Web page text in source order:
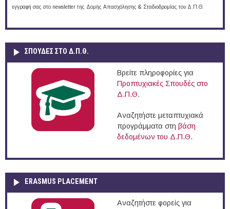
εγγραφή σας στο newsletter της Δομής Απασχόλησης & Σταδιοδρομίας του Δ.Π.Θ.
ΣΠΟΥΔΈΣ ΣΤΟ Δ.Π.Θ.
Βρείτε πληροφορίες για
Προπτυχιακές Σπουδές στο
Δ.Π.Θ.
Αναζητήστε μεταπτυχιακά
προγράμματα στη βάση
δεδομένων του Δ.Π.Θ.
ERASMUS PLACEMENT
Αναζητήστε φορείς για